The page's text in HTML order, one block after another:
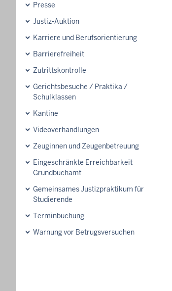
Presse
Justiz-Auktion
Karriere und Berufsorientierung
Barrierefreiheit
Zutrittskontrolle
Gerichtsbesuche / Praktika /
Schulklassen
Kantine
Videoverhandlungen
Zeuginnen und Zeugenbetreuung
Eingeschränkte Erreichbarkeit
Grundbuchamt
Gemeinsames Justizpraktikum für
Studierende
Terminbuchung
Warnung vor Betrugsversuchen